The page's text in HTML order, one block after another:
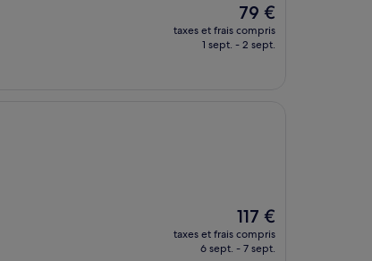
Le
nouveau
prix
79 €
taxes et frais compris
1 sept. - 2 sept.
Le
nouveau
prix
117 €
taxes et frais compris
6 sept. - 7 sept.